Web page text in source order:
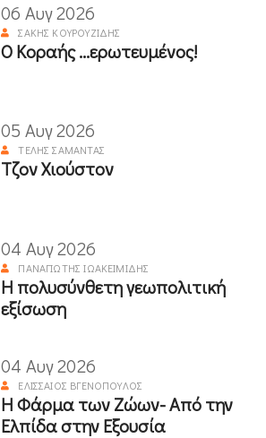
06 Αυγ 2026
ΣΆΚΗΣ ΚΟΥΡΟΥΖΊΔΗΣ
Ο Κοραής ...ερωτευμένος!
05 Αυγ 2026
ΤΈΛΗΣ ΣΑΜΑΝΤΆΣ
Τζον Χιούστον
04 Αυγ 2026
ΠΑΝΑΓΙΏΤΗΣ ΙΩΑΚΕΙΜΊΔΗΣ
Η πολυσύνθετη γεωπολιτική
εξίσωση
04 Αυγ 2026
ΕΛΙΣΣΑΊΟΣ ΒΓΕΝΌΠΟΥΛΟΣ
Η Φάρμα των Ζώων- Από την
Ελπίδα στην Εξουσία